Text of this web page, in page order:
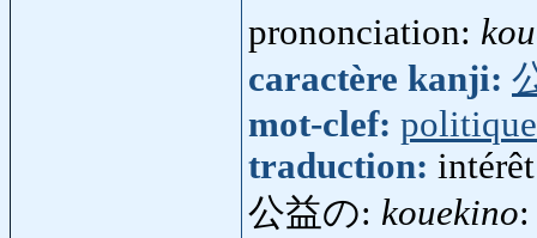
prononciation:
caractère kanji:
mot-clef: politique
traduction:
公益の: kouekino